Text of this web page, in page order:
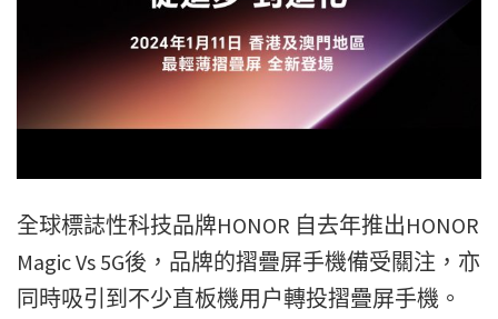
全球標誌性科技品牌HONOR 自去年推出HONOR
Magic Vs 5G後，品牌的摺疊屏手機備受關注，亦
同時吸引到不少直板機用户轉投摺疊屏手機。